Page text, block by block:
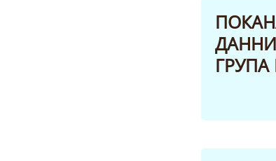
ГРУПА